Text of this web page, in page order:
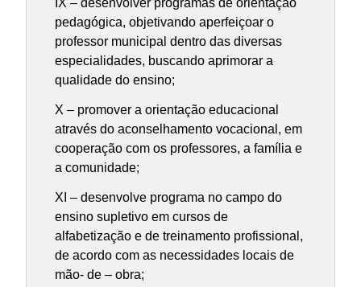
IX – desenvolver programas de orientação
pedagógica, objetivando aperfeiçoar o
professor municipal dentro das diversas
especialidades, buscando aprimorar a
qualidade do ensino;
X – promover a orientação educacional
através do aconselhamento vocacional, em
cooperação com os professores, a família e
a comunidade;
XI – desenvolve programa no campo do
ensino supletivo em cursos de
alfabetização e de treinamento profissional,
de acordo com as necessidades locais de
mão- de – obra;